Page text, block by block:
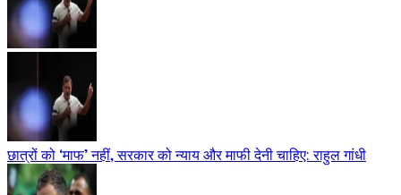
छात्रों को ‘माफ’ नहीं, सरकार को न्याय और माफी देनी चाहिए: राहुल गांधी